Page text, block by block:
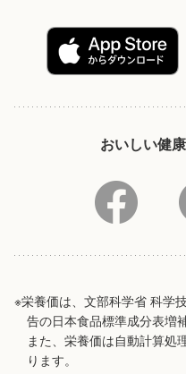
おいしい健
※栄養価は、文部科学省 科学
告の日本食品標準成分表増
また、栄養価は自動計算処
ります。